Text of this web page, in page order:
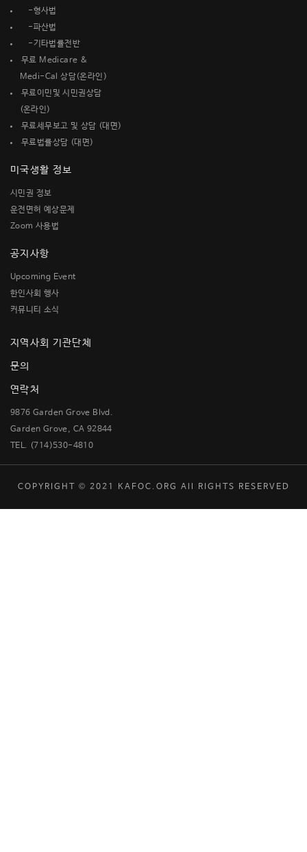
-형사법
-파산법
-기타법률전반
무료 Medicare &
Medi-Cal 상담(온라인)
무료이민및 시민권상담
(온라인)
무료세무보고 및 상담 (대면)
무료법률상담 (대면)
미국생활 정보
시민권 정보
운전면허 예상문제
Zoom 사용법
공지사항
Upcoming Event
한인사회 행사
커뮤니티 소식
지역사회 기관단체
문의
연락처
9876 Garden Grove Blvd.
Garden Grove, CA 92844
TEL. (714)530-4810
COPYRIGHT © 2021 KAFOC.ORG All RIGHTS RESERVED